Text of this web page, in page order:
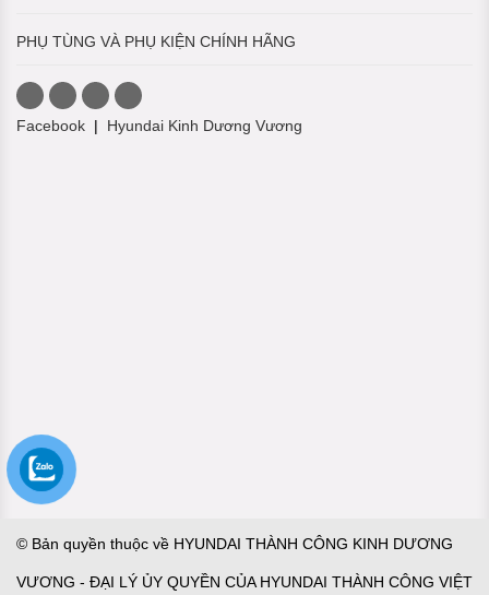
PHỤ TÙNG VÀ PHỤ KIỆN CHÍNH HÃNG
Facebook | Hyundai Kinh Dương Vương
© Bản quyền thuộc về HYUNDAI THÀNH CÔNG KINH DƯƠNG
VƯƠNG - ĐẠI LÝ ỦY QUYỀN CỦA HYUNDAI THÀNH CÔNG VIỆT